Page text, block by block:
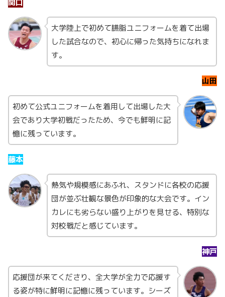
関口
大学陸上で初めて臙脂ユニフォームを着て出場
した試合なので、初心に帰った気持ちになれま
す。
山田
初めて公式ユニフォームを着用して出場した大
会であり大学初戦だったため、今でも鮮明に記
憶に残っています。
藤本
熱気や規模感にあふれ、スタンドに各校の応援
団が並ぶ壮観な景色が印象的な大会です。イン
カレにも劣らない盛り上がりを見せる、特別な
対校戦だと感じています。
神戸
応援団が来てくださり、全大学が全力で応援す
る姿が特に鮮明に記憶に残っています。シーズ